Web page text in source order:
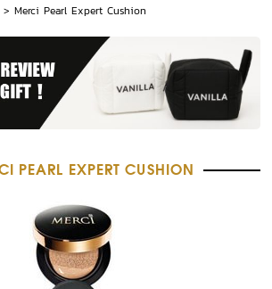
>Merci Pearl Expert Cushion
PEARL EXPERT CUSHION